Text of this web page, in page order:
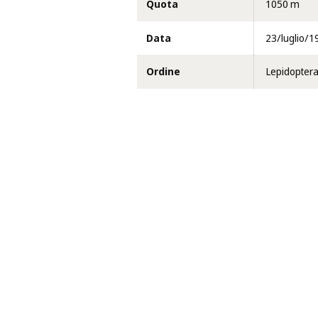
Quota 1050 m
Data 23/luglio/
Ordine Lepidoptera